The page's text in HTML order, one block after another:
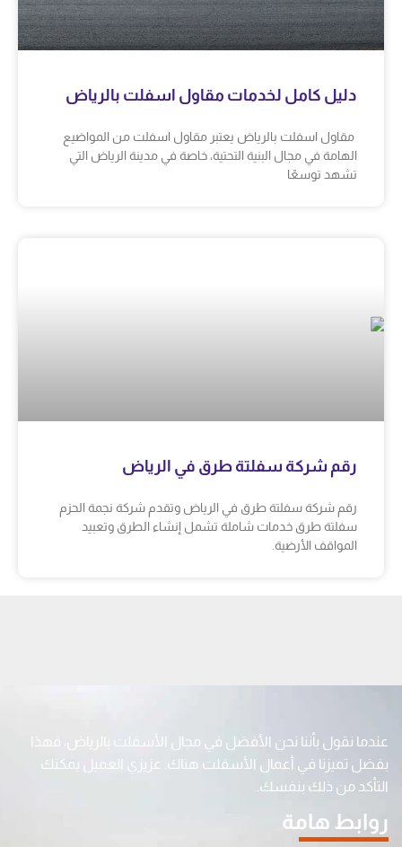
دليل كامل لخدمات مقاول اسفلت بالرياض
مقاول اسفلت بالرياض يعتبر مقاول اسفلت من المواضيع
الهامة في مجال البنية التحتية، خاصة في مدينة الرياض التي
تشهد توسعًا
رقم شركة سفلتة طرق في الرياض
رقم شركة سفلتة طرق في الرياض وتقدم شركة نجمة الحزم
سفلتة طرق خدمات شاملة تشمل إنشاء الطرق وتعبيد
المواقف الأرضية.
عندما نقول بأننا نحن الأفضل في مجال الأسفلت بالرياض، فهذا
بفضل تميزنا في أعمال الأسفلت هناك. عزيزي العميل يمكنك
التأكد من ذلك بنفسك.
روابط هامة